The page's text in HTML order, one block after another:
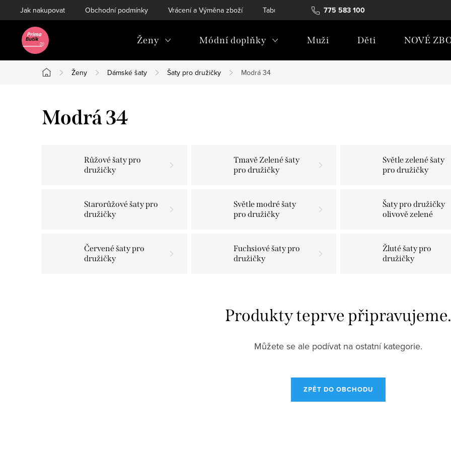
na
775 583 100
Jak nakupovat Obchodní podmínky Vrácení a Výměna zboží Tabulky velikostí Soubory Cookies
Ženy Módní doplňky Muži Děti NOVÉ
Domů
Ženy Dámské šaty Šaty pro družičky Modrá 34
Modrá 34
Růžové šaty pro
družičky
Tmavě Zelené šaty
pro družičky
Světle zelené šaty
pro družičky
Starorůžové šaty pro
družičky
Světle modré šaty
pro družičky
Šaty pro družičky
olivově zelené
Červené šaty pro
družičky
Fuchsiové šaty pro
družičky
Žluté šaty pro
družičky
Produkty teprve připravujeme.
Můžete se ale podívat na ostatní kategorie.
ZPĚT DO OBCHODU